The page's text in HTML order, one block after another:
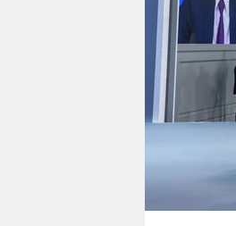
shop
fragen & hilfe